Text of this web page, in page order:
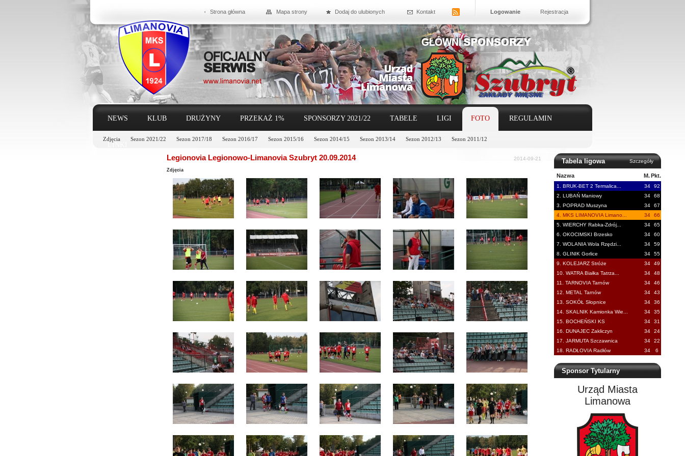
Strona główna Mapa strony Dodaj do ulubionych Kontakt Logowanie Rejestracja
NEWS KLUB DRUŻYNY PRZEKAŻ 1% SPONSORZY 2021/22 TABELE LIGI FOTO
Zdjęcia Sezon 2021/22 Sezon 2017/18 Sezon 2016/17 Sezon 2015/16 Sezon 2014/15 Sezon 2013/14 Sezon 2012/13 Sezon 2011/12
REGULAMIN
LINKI
Tabela ligowa Szczegóły
Nazwa M. Pkt.
1. BRUK-BET 2 Termalica... 34
92
2. LUBAŃ Maniowy
34
68
3. POPRAD Muszyna
34
67
4. MKS LIMANOVIA Limano...
34
66
5. WIERCHY Rabka-Zdrój...
34
65
6. OKOCIMSKI Brzesko
34
60
7. WOLANIA Wola Rzędzi...
34
59
8. GLINIK Gorlice
34
55
9. KOLEJARZ Stróże
34
49
10. WATRA Białka Tatrza...
34
48
11. TARNOVIA Tarnów
34
46
12. METAL Tarnów
34
43
13. SOKÓŁ Słopnice
34
36
14. SKALNIK Kamionka Wie...
34
35
15. BOCHEŃSKI KS
34
31
16. DUNAJEC Zakliczyn
34
24
17. JARMUTA Szczawnica
34
22
18. RADŁOVIA Radłów
34 6
Sponsor Tytularny
Urząd Miasta
Limanowa
Legionovia Legionowo-Limanovia Szubryt 20.09.2014 2014-09-21
Zdjęcia